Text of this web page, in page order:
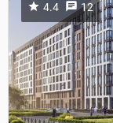
4.4 12